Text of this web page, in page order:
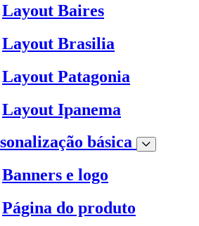
Layout Baires
Layout Brasilia
Layout Patagonia
Layout Ipanema
básica
Banners e logo
Página do produto